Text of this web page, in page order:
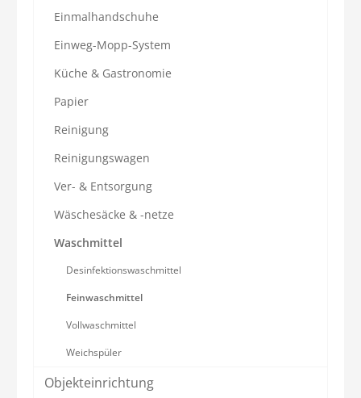
Einmalhandschuhe
Einweg-Mopp-System
Küche & Gastronomie
Papier
Reinigung
Reinigungswagen
Ver- & Entsorgung
Wäschesäcke & -netze
Waschmittel
Desinfektionswaschmittel
Feinwaschmittel
Vollwaschmittel
Weichspüler
Objekteinrichtung